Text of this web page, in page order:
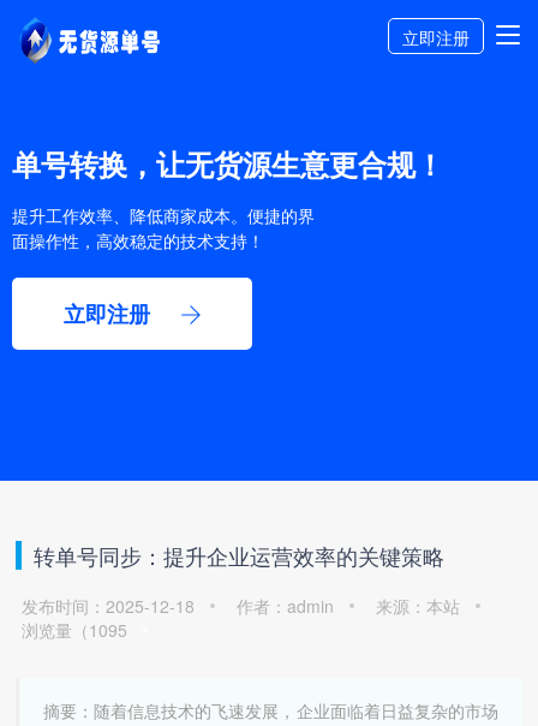
立即注册
单号转换，让无货源生意更合规！
提升工作效率、降低商家成本。便捷的界
面操作性，高效稳定的技术支持！
立即注册
转单号同步：提升企业运营效率的关键策略
发布时间：2025-12-18 作者：admin
来源：本站
浏览量（1095
摘要：随着信息技术的飞速发展，企业面临着日益复杂的市场